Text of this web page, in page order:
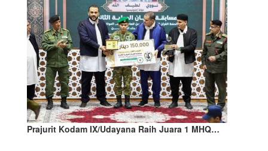
Prajurit Kodam IX/Udayana Raih Juara 1 MHQ…